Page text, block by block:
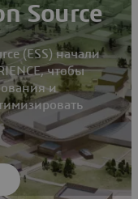
Source
(ESS) начали
чтобы
и